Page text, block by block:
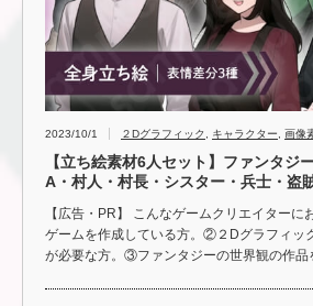
2023/10/1 ２Dグラフィック キャラクター 画像
【立ち絵素材6人セット】ファンタジ
A・村人・村長・シスター・兵士・盗
【広告・PR】 こんなゲームクリエイター
ゲームを作成している方。②２Dグラフィッ
が必要な方。③ファンタジーの世界観の作品